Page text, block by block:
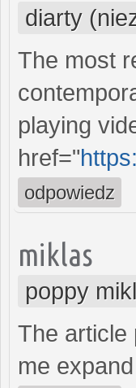
diarty
The most
playing
href="
odpowiedz
miklas
poppy
The article
me